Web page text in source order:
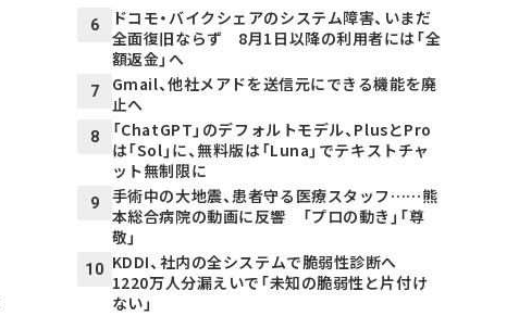
6
ドコモ・バイクシェアのシステム障害、いまだ
全面復旧ならず 8月1日以降の利用者には「全
額返金」へ
7
Gmail、他社メアドを送信元にできる機能を廃
止へ
8
「ChatGPT」のデフォルトモデル、PlusとPro
は「Sol」に、無料版は「Luna」でテキストチャ
ット無制限に
9
手術中の大地震、患者守る医療スタッフ……熊
本総合病院の動画に反響 「プロの動き」「尊
敬」
10 KDDI、社内の全システムで脆弱性診断へ
1220万人分漏えいで「未知の脆弱性と片付け
ない」